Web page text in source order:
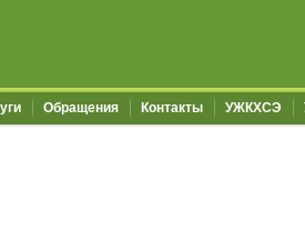
Обращения Контакты УЖКХСЭ